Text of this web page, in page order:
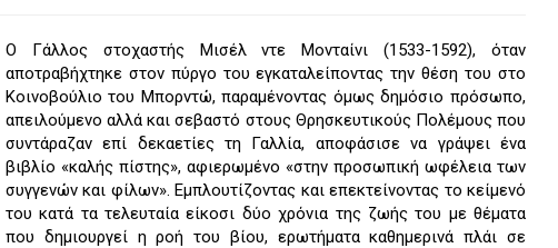
Ο Γάλλος στοχαστής Μισέλ ντε Μονταίνι (1533-1592), όταν
αποτραβήχτηκε στον πύργο του εγκαταλείποντας την θέση του στο
Κοινοβούλιο του Μπορντώ, παραμένοντας όμως δημόσιο πρόσωπο,
απειλούμενο αλλά και σεβαστό στους Θρησκευτικούς Πολέμους που
συντάραζαν επί δεκαετίες τη Γαλλία, αποφάσισε να γράψει ένα
βιβλίο «καλής πίστης», αφιερωμένο «στην προσωπική ωφέλεια των
συγγενών και φίλων». Εμπλουτίζοντας και επεκτείνοντας το κείμενό
του κατά τα τελευταία είκοσι δύο χρόνια της ζωής του με θέματα
που δημιουργεί η ροή του βίου, ερωτήματα καθημερινά πλάι σε